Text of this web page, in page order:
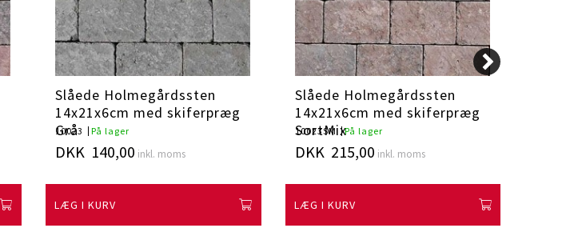
Slåede Holmegårdssten
14x21x6cm med skiferpræg
Grå
10023 På lager
DKK 140,00 inkl. moms
LÆG I KURV
Slåede Holmegårdssten
14x21x6cm med skiferpræg
SortMix
10023SM På lager
DKK 215,00 inkl. moms
LÆG I KURV